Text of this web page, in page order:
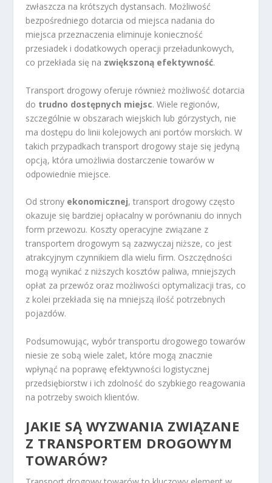
zwłaszcza na krótszych dystansach. Możliwość
bezpośredniego dotarcia od miejsca nadania do
miejsca przeznaczenia eliminuje konieczność
przesiadek i dodatkowych operacji przeładunkowych,
co przekłada się na zwiększoną efektywność.
Transport drogowy oferuje również możliwość dotarcia
do trudno dostępnych miejsc. Wiele regionów,
szczególnie w obszarach wiejskich lub górzystych, nie
ma dostępu do linii kolejowych ani portów morskich. W
takich przypadkach transport drogowy staje się jedyną
opcją, która umożliwia dostarczenie towarów w
odpowiednie miejsce.
Od strony ekonomicznej, transport drogowy często
okazuje się bardziej opłacalny w porównaniu do innych
form przewozu. Koszty operacyjne związane z
transportem drogowym są zazwyczaj niższe, co jest
atrakcyjnym czynnikiem dla wielu firm. Oszczędności
mogą wynikać z niższych kosztów paliwa, mniejszych
opłat za przewóz oraz możliwości optymalizacji tras, co
z kolei przekłada się na mniejszą ilość potrzebnych
pojazdów.
Podsumowując, wybór transportu drogowego towarów
niesie ze sobą wiele zalet, które mogą znacznie
wpłynąć na poprawę efektywności logistycznej
przedsiębiorstw i ich zdolność do szybkiego reagowania
na potrzeby swoich klientów.
JAKIE SĄ WYZWANIA ZWIĄZANE
Z TRANSPORTEM DROGOWYM
TOWARÓW?